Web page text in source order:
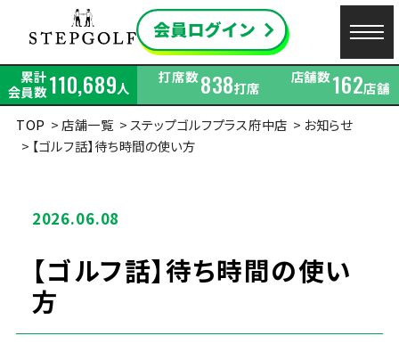
累計
会員数110,689人
打席数838打席
店舗数162店舗
TOP
店舗一覧 ステップゴルフプラス府中店
お知らせ
【ゴルフ話】待ち時間の使い方
2026.06.08
【ゴルフ話】待ち時間の使い
方